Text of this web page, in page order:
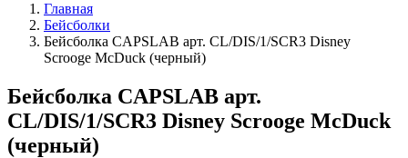
Главная
Бейсболки
Бейсболка CAPSLAB арт. CL/DIS/1/SCR3 Disney
Scrooge McDuck (черный)
Бейсболка CAPSLAB арт.
CL/DIS/1/SCR3 Disney Scrooge McDuck
(черный)